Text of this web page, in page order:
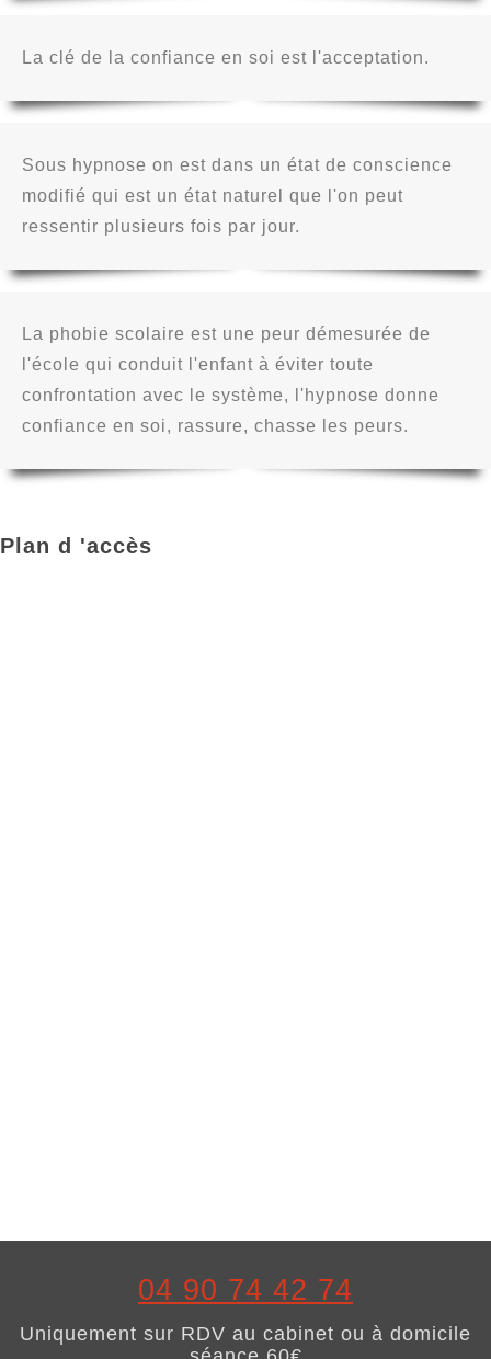
La clé de la confiance en soi est l'acceptation.
Sous hypnose on est dans un état de conscience
modifié qui est un état naturel que l'on peut
ressentir plusieurs fois par jour.
La phobie scolaire est une peur démesurée de
l'école qui conduit l'enfant à éviter toute
confrontation avec le système, l'hypnose donne
confiance en soi, rassure, chasse les peurs.
Plan d 'accès
04 90 74 42 74
Uniquement sur RDV au cabinet ou à domicile